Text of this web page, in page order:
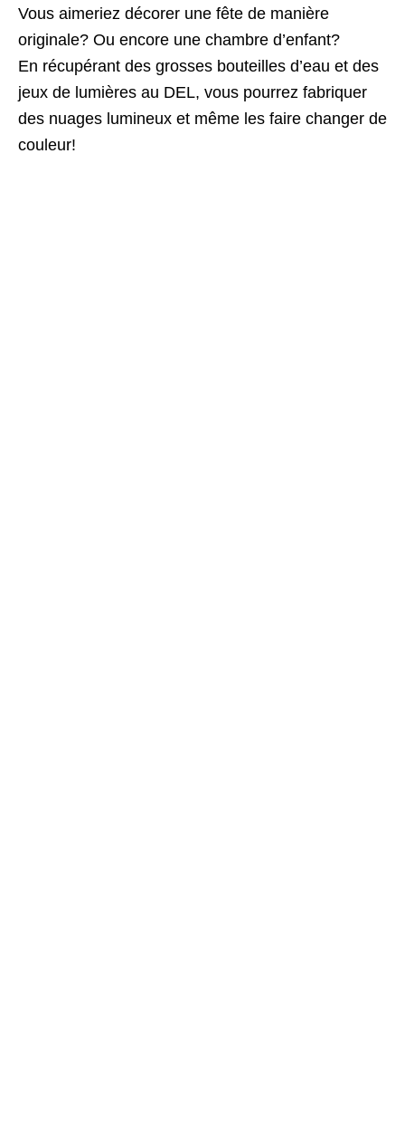
Vous aimeriez décorer une fête de manière
originale? Ou encore une chambre d’enfant?
En récupérant des grosses bouteilles d’eau et des
jeux de lumières au DEL, vous pourrez fabriquer
des nuages lumineux et même les faire changer de
couleur!